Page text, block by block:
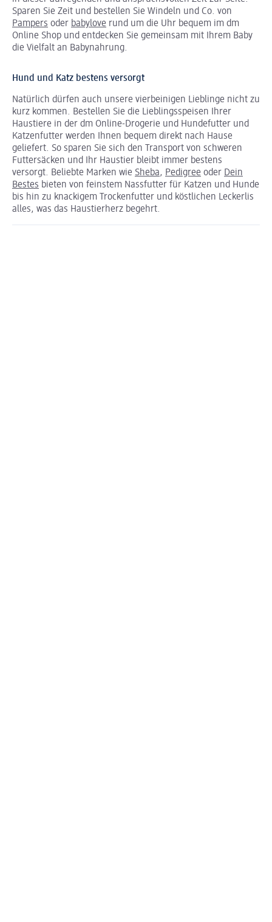
Sparen Sie Zeit und bestellen Sie Windeln und Co. von
Pampers oder babylove rund um die Uhr bequem im dm
Online Shop und entdecken Sie gemeinsam mit Ihrem Baby
die Vielfalt an Babynahrung.
Hund und Katz bestens versorgt
Natürlich dürfen auch unsere vierbeinigen Lieblinge nicht zu
kurz kommen. Bestellen Sie die Lieblingsspeisen Ihrer
Haustiere in der dm Online-Drogerie und Hundefutter und
Katzenfutter werden Ihnen bequem direkt nach Hause
geliefert. So sparen Sie sich den Transport von schweren
Futtersäcken und Ihr Haustier bleibt immer bestens
versorgt. Beliebte Marken wie Sheba, Pedigree oder Dein
Bestes bieten von feinstem Nassfutter für Katzen und Hunde
bis hin zu knackigem Trockenfutter und köstlichen Leckerlis
alles, was das Haustierherz begehrt.